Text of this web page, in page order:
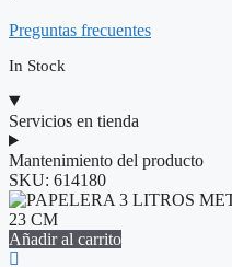
Preguntas frecuentes
In Stock
Servicios en tienda
Mantenimiento del producto
SKU: 614180
Añadir al carrito